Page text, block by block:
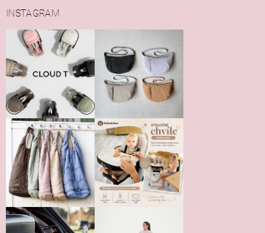
Vložením hodnotenie súhlasíte s
podmienkami ochrany
osobných údajov
INSTAGRAM